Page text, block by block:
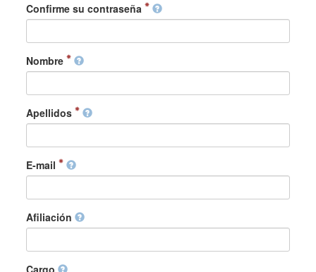
Confirme su contraseña
Nombre
Apellidos
E-mail
Afiliación
Cargo